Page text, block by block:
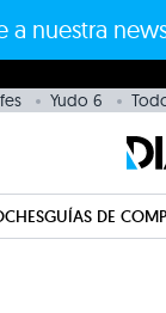
a nuestra
Yudo 6
GUÍAS DE